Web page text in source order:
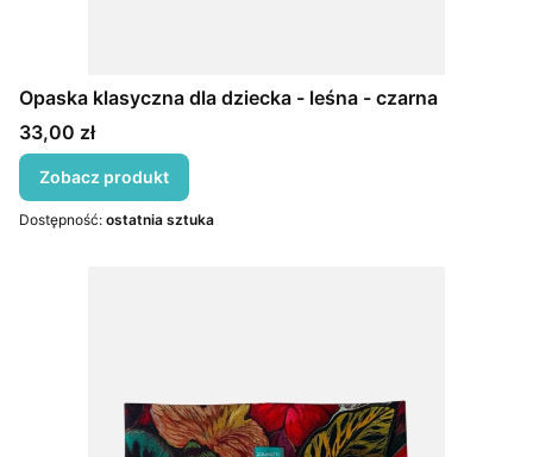
Opaska klasyczna dla dziecka - leśna - czarna
Cena
33,00 zł
Zobacz produkt
Dostępność: ostatnia sztuka